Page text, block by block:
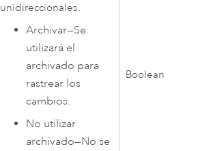
unidireccionales.
Archivar—Se
utilizará el
archivado para
rastrear los
cambios.
No utilizar
archivado—No se
Boolean